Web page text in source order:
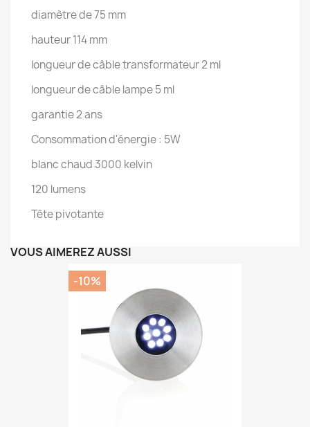
diamètre de 75 mm
hauteur 114 mm
longueur de câble transformateur 2 ml
longueur de câble lampe 5 ml
garantie 2 ans
Consommation d'énergie : 5W
blanc chaud 3000 kelvin
120 lumens
Tête pivotante
VOUS AIMEREZ AUSSI
-10%